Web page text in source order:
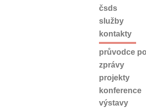
čsds
služby
kontakty
průvodce
zprávy
projekty
konference
výstavy